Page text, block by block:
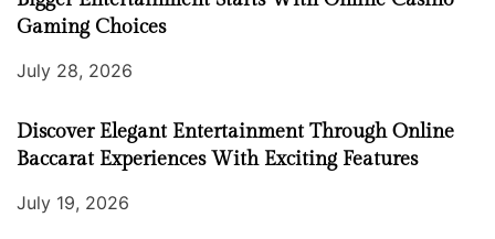
Gaming Choices
July 28, 2026
Discover Elegant Entertainment Through Online
Baccarat Experiences With Exciting Features
July 19, 2026